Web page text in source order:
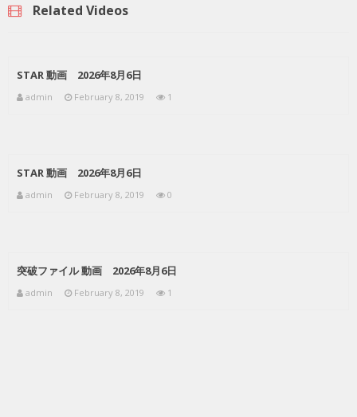
Related Videos
STAR 動画 2026年8月6日
admin February 8, 2019 1
STAR 動画 2026年8月6日
admin February 8, 2019 0
突破ファイル 動画 2026年8月6日
admin February 8, 2019 1